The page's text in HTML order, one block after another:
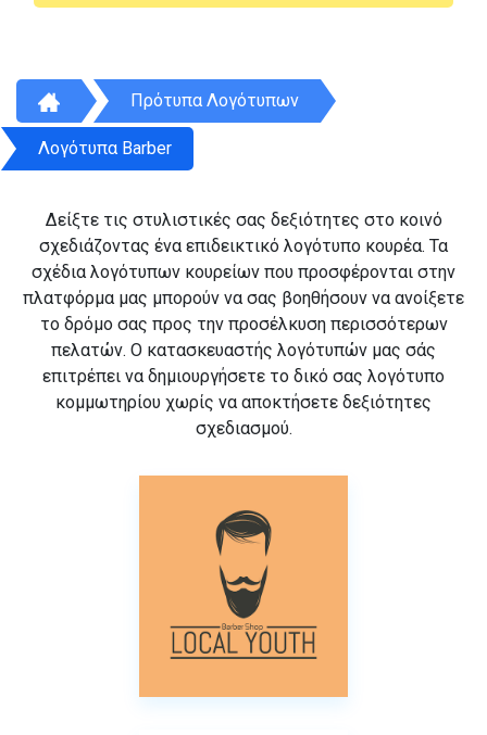
Πρότυπα Λογότυπων
Λογότυπα Barber
Δείξτε τις στυλιστικές σας δεξιότητες στο κοινό
σχεδιάζοντας ένα επιδεικτικό λογότυπο κουρέα. Τα
σχέδια λογότυπων κουρείων που προσφέρονται στην
πλατφόρμα μας μπορούν να σας βοηθήσουν να ανοίξετε
το δρόμο σας προς την προσέλκυση περισσότερων
πελατών. Ο κατασκευαστής λογότυπών μας σάς
επιτρέπει να δημιουργήσετε το δικό σας λογότυπο
κομμωτηρίου χωρίς να αποκτήσετε δεξιότητες
σχεδιασμού.